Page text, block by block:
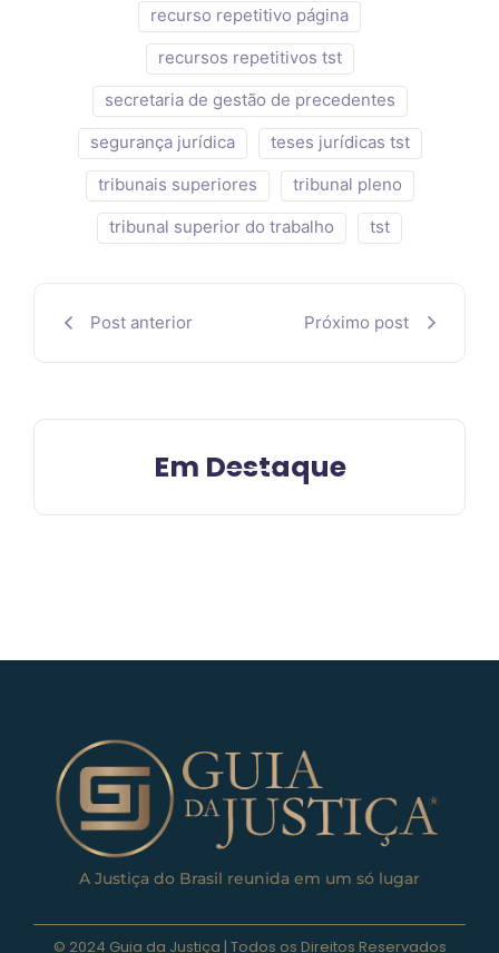
recurso repetitivo página
recursos repetitivos tst
secretaria de gestão de precedentes
segurança jurídica
teses jurídicas tst
tribunais superiores
tribunal pleno
tribunal superior do trabalho
tst
Post anterior Próximo post
Em Destaque
A Justiça do Brasil reunida em um só lugar
© 2024 Guia da Justiça | Todos os Direitos Reservados